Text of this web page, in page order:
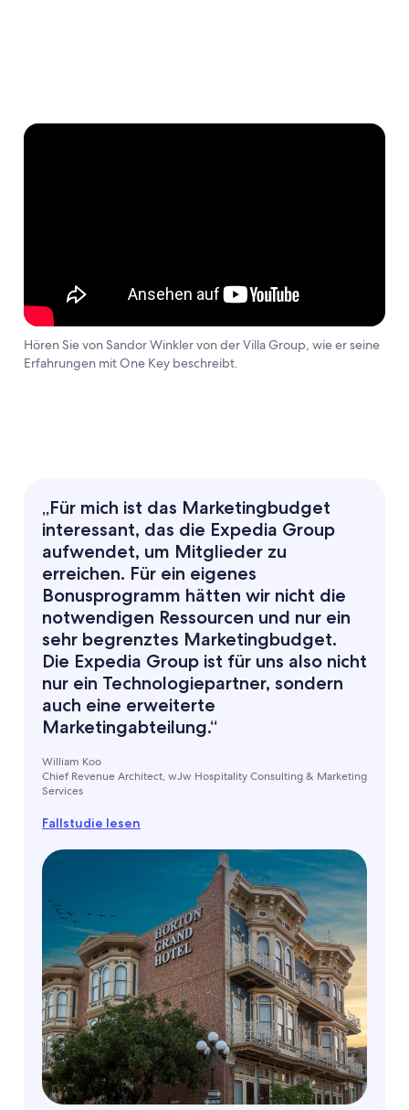
Hören Sie von Sandor Winkler von der Villa Group, wie er seine
Erfahrungen mit One Key beschreibt.
„Für mich ist das Marketingbudget
interessant, das die Expedia Group
aufwendet, um Mitglieder zu
erreichen. Für ein eigenes
Bonusprogramm hätten wir nicht die
notwendigen Ressourcen und nur ein
sehr begrenztes Marketingbudget.
Die Expedia Group ist für uns also nicht
nur ein Technologiepartner, sondern
auch eine erweiterte
Marketingabteilung.“
William Koo
Chief Revenue Architect, wJw Hospitality Consulting & Marketing
Services
Fallstudie lesen